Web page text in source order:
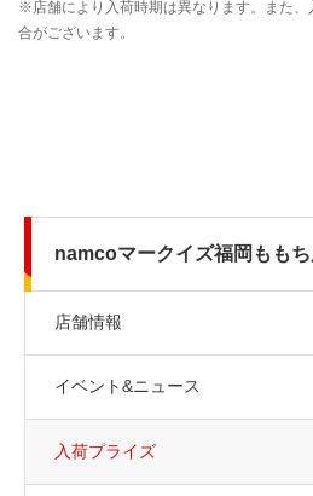
namcoマークイズ福岡もも
店舗情報
イベント&ニュース
入荷プライズ